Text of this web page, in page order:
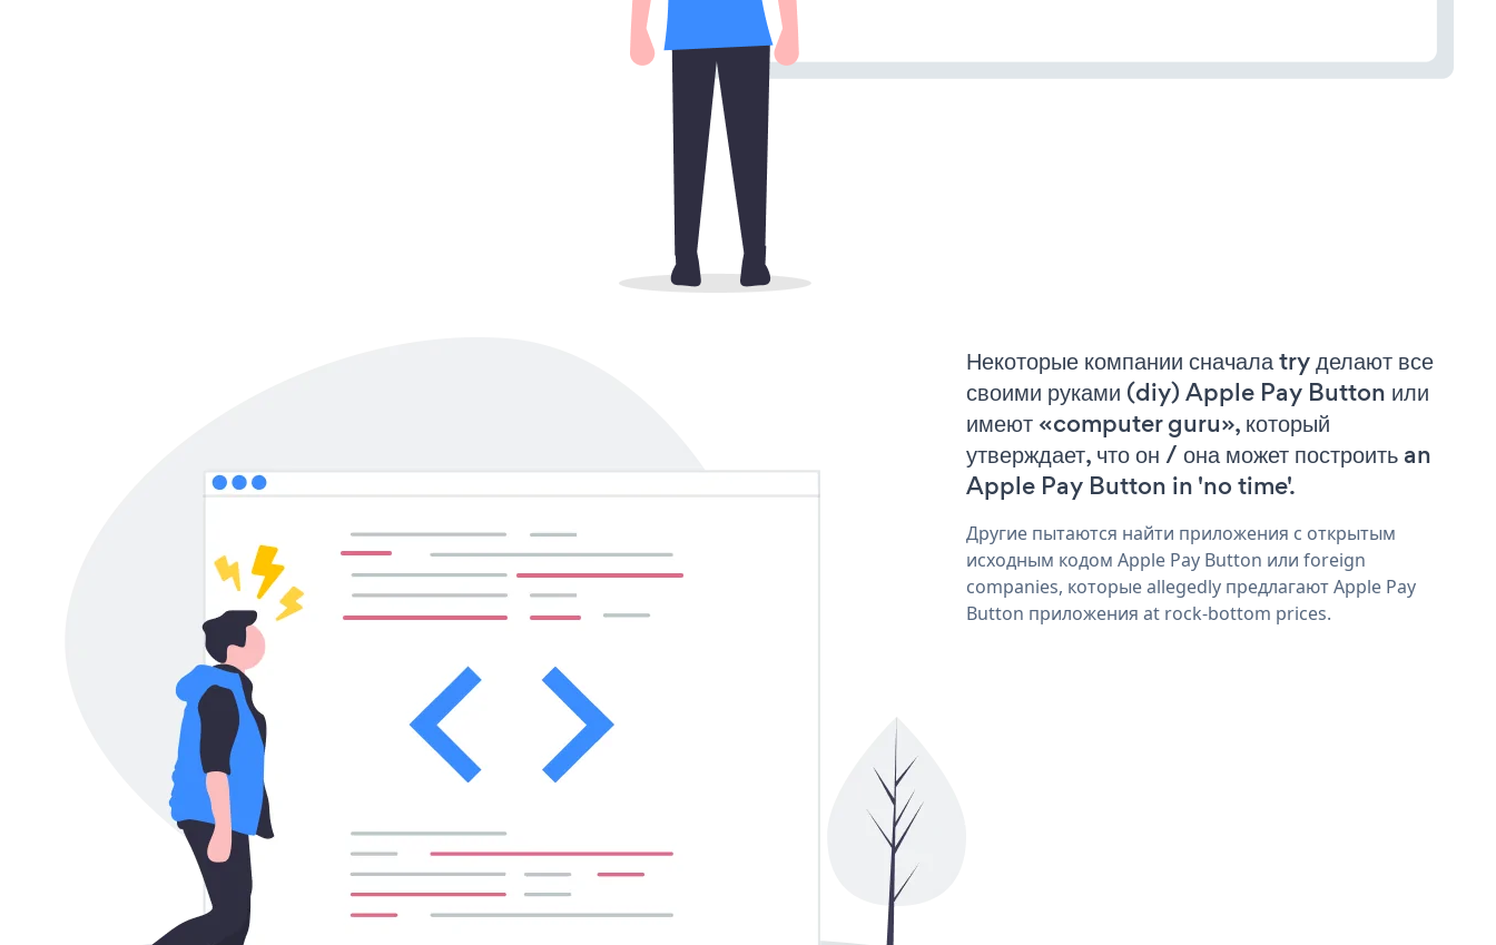
Некоторые компании сначала try делают все
своими руками (diy) Apple Pay Button или
имеют «computer guru», который
утверждает, что он / она может построить an
Apple Pay Button in 'no time'.
Другие пытаются найти приложения с открытым
исходным кодом Apple Pay Button или foreign
companies, которые allegedly предлагают Apple Pay
Button приложения at rock-bottom prices.